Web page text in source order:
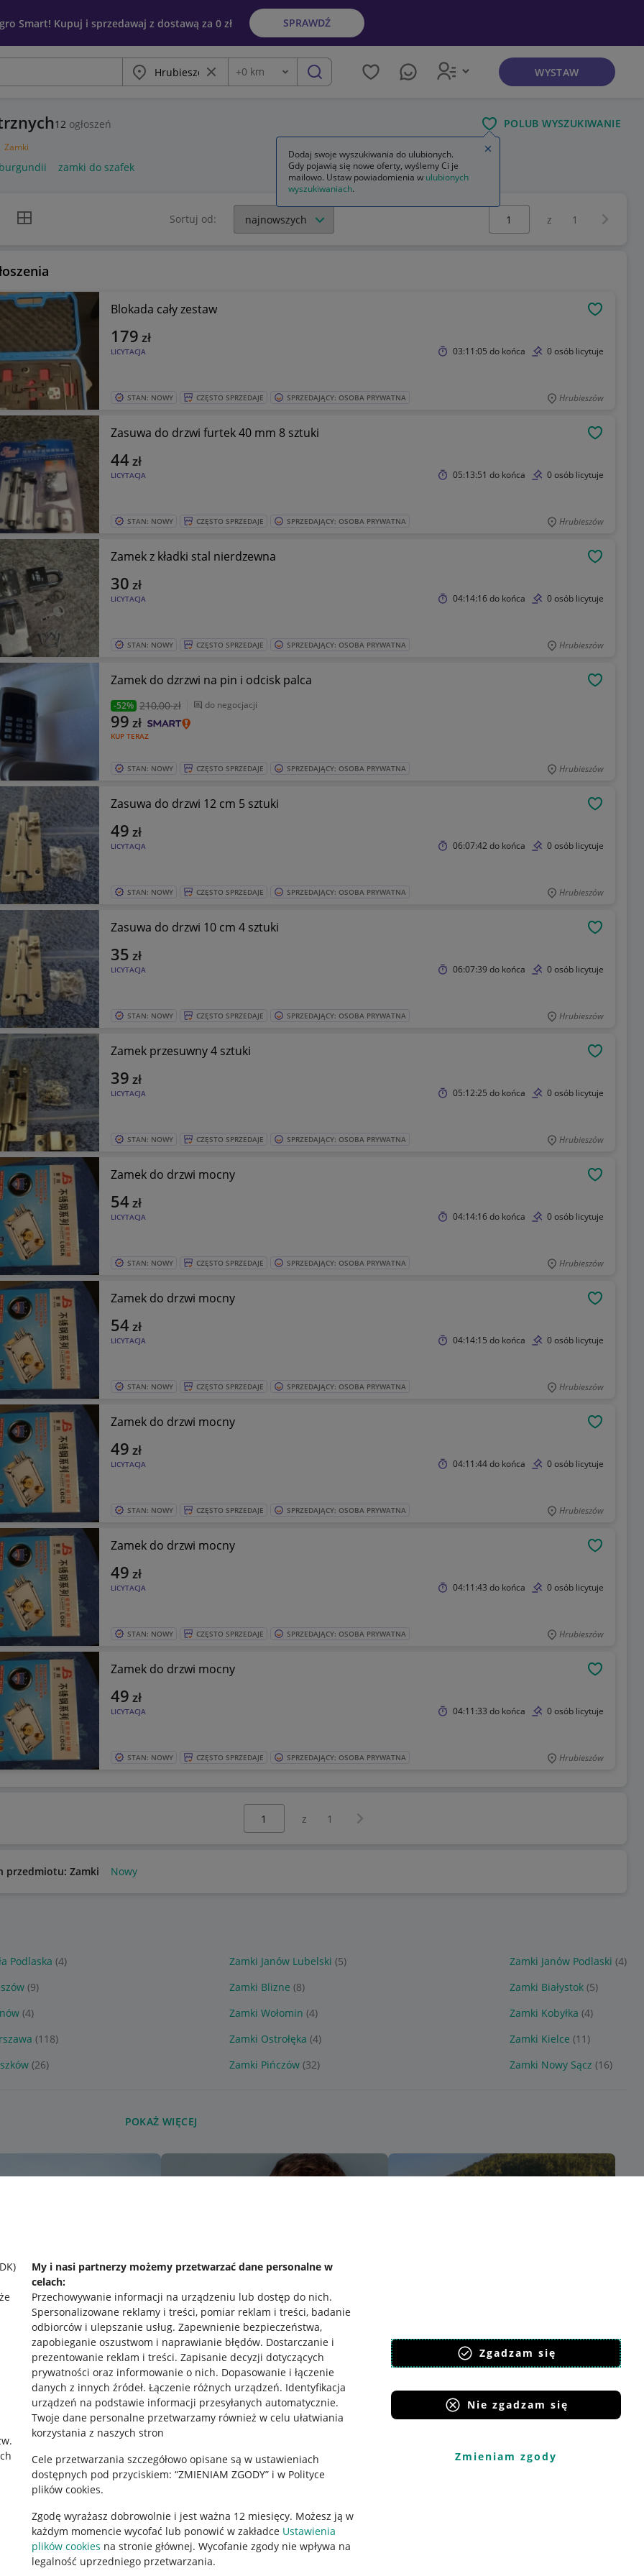
My i nasi partnerzy możemy przetwarzać dane personalne w
celach:
Przechowywanie informacji na urządzeniu lub dostęp do nich.
Spersonalizowane reklamy i treści, pomiar reklam i treści, badanie
odbiorców i ulepszanie usług. Zapewnienie bezpieczeństwa,
zapobieganie oszustwom i naprawianie błędów. Dostarczanie i
prezentowanie reklam i treści. Zapisanie decyzji dotyczących
prywatności oraz informowanie o nich. Dopasowanie i łączenie
danych z innych źródeł. Łączenie różnych urządzeń. Identyfikacja
urządzeń na podstawie informacji przesyłanych automatycznie.
Twoje dane personalne przetwarzamy również w celu ułatwiania
korzystania z naszych stron
Cele przetwarzania szczegółowo opisane są w ustawieniach
dostępnych pod przyciskiem: “ZMIENIAM ZGODY” i w Polityce
plików cookies.
Zgodę wyrażasz dobrowolnie i jest ważna 12 miesięcy. Możesz ją w
każdym momencie wycofać lub ponowić w zakładce Ustawienia
plików cookies na stronie głównej. Wycofanie zgody nie wpływa na
legalność uprzedniego przetwarzania.
Zgadzam się
Nie zgadzam się
Zmieniam zgody
Smart! Kupuj i sprzedawaj z dostawą za 0 zł SPRAWDŹ
Miasto Wyczyść frazę
Odległość
+0 km szukaj WYSTAW
12 ogłoszeń POLUB WYSZUKIWANIE
Zamki
zamki do szafek
listy
Widok siatki Sortuj od:
Wybierz stronę:
z 1
Blokada cały zestaw
LICYTACJA
179 zł
03:11:05 do końca 0 osób licytuje
STAN: NOWY CZĘSTO SPRZEDAJE SPRZEDAJĄCY: OSOBA PRYWATNA Hrubieszów
Zasuwa do drzwi furtek 40 mm 8 sztuki
LICYTACJA
44 zł
05:13:51 do końca 0 osób licytuje
STAN: NOWY CZĘSTO SPRZEDAJE SPRZEDAJĄCY: OSOBA PRYWATNA Hrubieszów
Zamek z kładki stal nierdzewna
LICYTACJA
30 zł
04:14:16do końca 0 osób licytuje
STAN: NOWY CZĘSTO SPRZEDAJE SPRZEDAJĄCY: OSOBA PRYWATNA Hrubieszów
Zamek do dzrzwi na pin i odcisk palca
-52% 210,00 zł do negocjacji
KUP TERAZ
99 zł
STAN: NOWY CZĘSTO SPRZEDAJE SPRZEDAJĄCY: OSOBA PRYWATNA Hrubieszów
Zasuwa do drzwi 12 cm 5 sztuki
LICYTACJA
49 zł
06:07:42 do końca 0 osób licytuje
STAN: NOWY CZĘSTO SPRZEDAJE SPRZEDAJĄCY: OSOBA PRYWATNA Hrubieszów
Zasuwa do drzwi 10 cm 4 sztuki
LICYTACJA
35 zł
06:07:39 do końca 0 osób licytuje
STAN: NOWY CZĘSTO SPRZEDAJE SPRZEDAJĄCY: OSOBA PRYWATNA Hrubieszów
Zamek przesuwny 4 sztuki
LICYTACJA
39 zł
05:12:25 do końca 0 osób licytuje
STAN: NOWY CZĘSTO SPRZEDAJE SPRZEDAJĄCY: OSOBA PRYWATNA Hrubieszów
Zamek do drzwi mocny
LICYTACJA
54 zł
04:14:16do końca 0 osób licytuje
STAN: NOWY CZĘSTO SPRZEDAJE SPRZEDAJĄCY: OSOBA PRYWATNA Hrubieszów
Zamek do drzwi mocny
LICYTACJA
54 zł
04:14:15 do końca 0 osób licytuje
STAN: NOWY CZĘSTO SPRZEDAJE SPRZEDAJĄCY: OSOBA PRYWATNA Hrubieszów
Zamek do drzwi mocny
LICYTACJA
49 zł
04:11:44do końca 0 osób licytuje
STAN: NOWY CZĘSTO SPRZEDAJE SPRZEDAJĄCY: OSOBA PRYWATNA Hrubieszów
Zamek do drzwi mocny
LICYTACJA
49 zł
04:11:43 do końca 0 osób licytuje
STAN: NOWY CZĘSTO SPRZEDAJE SPRZEDAJĄCY: OSOBA PRYWATNA Hrubieszów
Zamek do drzwi mocny
LICYTACJA
49 zł
04:11:33 do końca 0 osób licytuje
STAN: NOWY CZĘSTO SPRZEDAJE SPRZEDAJĄCY: OSOBA PRYWATNA Hrubieszów
z 1 Następna strona
przedmiotu: Zamki Nowy
Podlaska (4) Zamki Janów Lubelski (5) Zamki Janów Podlaski (4)
(9) Zamki Blizne (8) Zamki Białystok (5)
(4) Zamki Wołomin (4) Zamki Kobyłka (4)
(118) Zamki Ostrołęka (4) Zamki Kielce (11)
(26) Zamki Pińczów (32) Zamki Nowy Sącz (16)
POKAŻ WIĘCEJ
"cookies"
o Usługach Cyfrowych
Pobierz aplikację
Dodaj swoje wyszukiwania do ulubionych.
Gdy pojawią się nowe oferty, wyślemy Ci je
mailowo. Ustaw powiadomienia w ulubionych
wyszukiwaniach.
Zamknij wskazówkę